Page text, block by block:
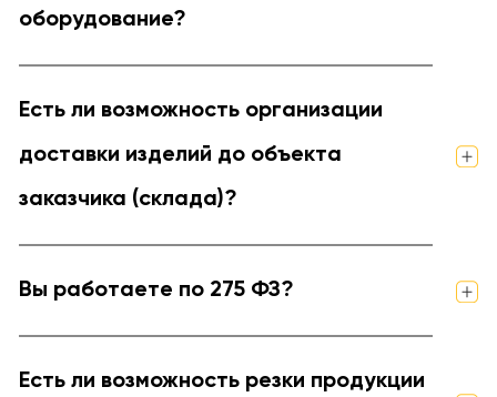
оборудование?
Есть ли возможность организации
доставки изделий до объекта
заказчика (склада)?
Вы работаете по 275 ФЗ?
Есть ли возможность резки продукции